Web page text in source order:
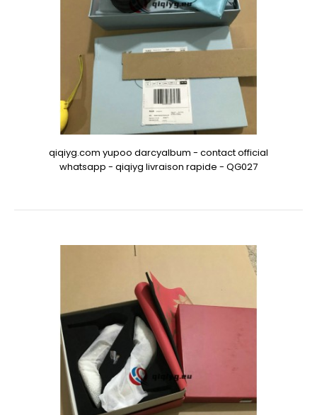
qiqiyg.com yupoo darcyalbum - contact official
whatsapp - qiqiyg livraison rapide - QG027